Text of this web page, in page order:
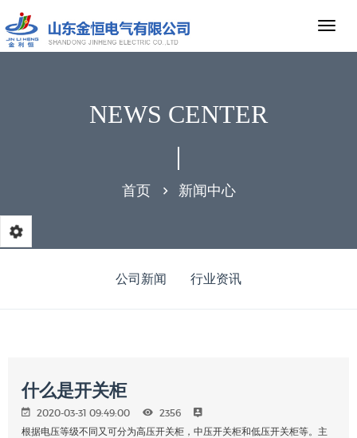
NEWS CENTER
首页 新闻中心
公司新闻 行业资讯
什么是开关柜
2020-03-31 09:49:00 2356
根据电压等级不同又可分为高压开关柜，中压开关柜和低压开关柜等。主